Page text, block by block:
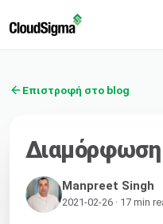
Επιστροφή στο blog
Διαμόρφωση
Manpreet Singh
2021-02-26 · 17 min